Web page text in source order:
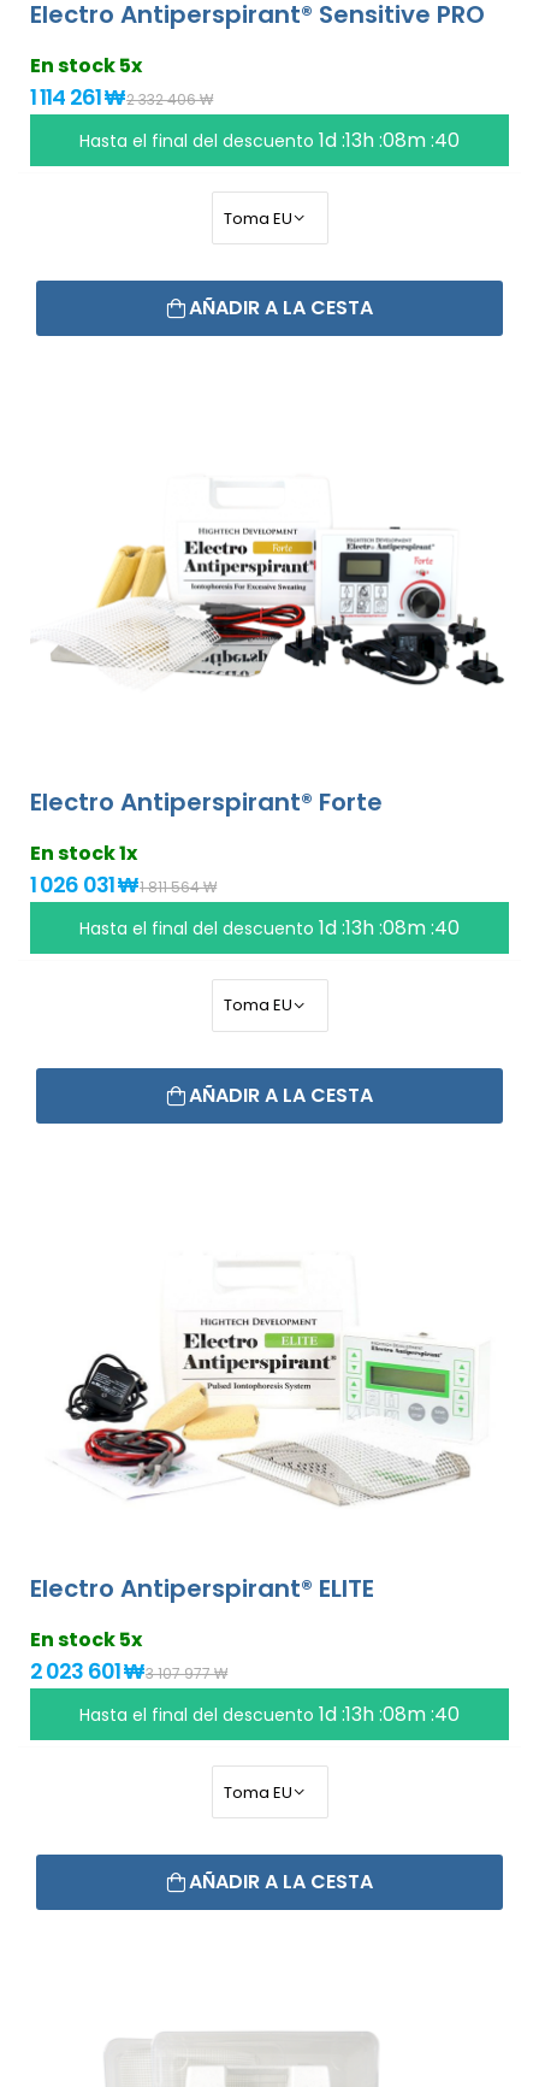
Electro Antiperspirant® Sensitive PRO
En stock 5x
1 114 261 ₩2 332 406 ₩
Hasta el final del descuento1d :13h :08m :39
AÑADIR A LA CESTA
Electro Antiperspirant® Forte
En stock 1x
1 026 031 ₩1 811 564 ₩
Hasta el final del descuento1d :13h :08m :39
AÑADIR A LA CESTA
Electro Antiperspirant® ELITE
En stock 5x
2 023 601 ₩3 107 977 ₩
Hasta el final del descuento1d :13h :08m :39
AÑADIR A LA CESTA